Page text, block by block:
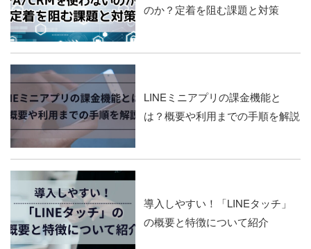
のか？定着を阻む課題と対策
LINEミニアプリの課金機能と
は？概要や利用までの手順を解説
導入しやすい！「LINEタッチ」
の概要と特徴について紹介